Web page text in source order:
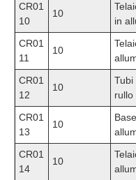
CR01
10
10
in
CR01
11
10
CR01
12
10
Tubi
rullo
CR01
13
10
CR01
14
10